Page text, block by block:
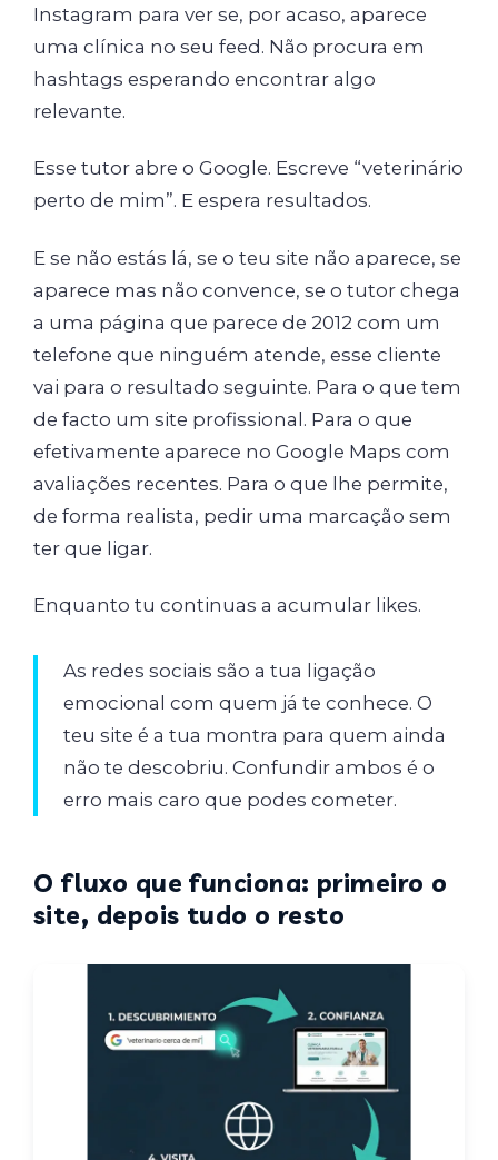
Instagram para ver se, por acaso, aparece
uma clínica no seu feed. Não procura em
hashtags esperando encontrar algo
relevante.
Esse tutor abre o Google. Escreve “veterinário
perto de mim”. E espera resultados.
E se não estás lá, se o teu site não aparece, se
aparece mas não convence, se o tutor chega
a uma página que parece de 2012 com um
telefone que ninguém atende, esse cliente
vai para o resultado seguinte. Para o que tem
de facto um site profissional. Para o que
efetivamente aparece no Google Maps com
avaliações recentes. Para o que lhe permite,
de forma realista, pedir uma marcação sem
ter que ligar.
Enquanto tu continuas a acumular likes.
As redes sociais são a tua ligação
emocional com quem já te conhece. O
teu site é a tua montra para quem ainda
não te descobriu. Confundir ambos é o
erro mais caro que podes cometer.
O fluxo que funciona: primeiro o
site, depois tudo o resto